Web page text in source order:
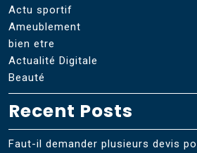
Actu sportif
Ameublement
bien etre
Actualité Digitale
Beauté
Recent Posts
Faut-il demander plusieurs devis